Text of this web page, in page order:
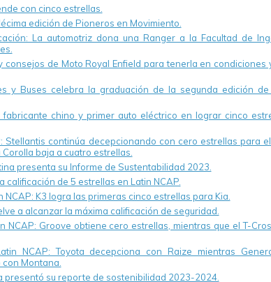
con cinco estrellas.
edición de Pioneros en Movimiento.
La automotriz dona una Ranger a la Facultad de
consejos de Moto Royal Enfield para tenerla en condiciones
y Buses celebra la graduación de la segunda edición de
fabricante chino y primer auto eléctrico en lograr cinco
Stellantis continúa decepcionando con cero estrellas para
baja a cuatro estrellas.
presenta su Informe de Sustentabilidad 2023.
calificación de 5 estrellas en Latin NCAP.
K3 logra las primeras cinco estrellas para Kia.
a alcanzar la máxima calificación de seguridad.
NCAP: Groove obtiene cero estrellas, mientras que el T-
NCAP: Toyota decepciona con Raize mientras
Montana.
presentó su reporte de sostenibilidad 2023-2024.